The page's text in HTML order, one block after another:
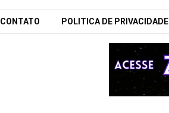
CONTATO POLITICA DE PRIVACIDADE